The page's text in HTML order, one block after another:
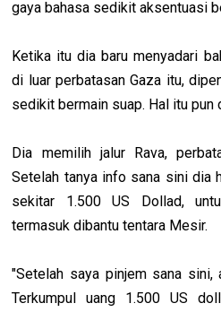
gaya bahasa sedikit aksentuasi
Ketika itu dia baru menyadari
di luar perbatasan Gaza itu,
sedikit bermain suap. Hal itu pun
Dia memilih jalur Rava,
Setelah tanya info sana sini dia
sekitar 1.500 US Dollad,
termasuk dibantu tentara Mesir.
"Setelah saya pinjem sana sini,
Terkumpul uang 1.500 US